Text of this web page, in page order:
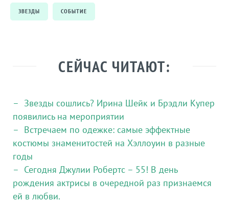
ЗВЕЗДЫ СОБЫТИЕ
СЕЙЧАС ЧИТАЮТ:
Звезды сошлись? Ирина Шейк и Брэдли Купер
появились на мероприятии
Встречаем по одежке: самые эффектные
костюмы знаменитостей на Хэллоуин в разные
годы
Сегодня Джулии Робертс – 55! В день
рождения актрисы в очередной раз признаемся
ей в любви.